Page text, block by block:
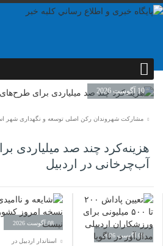
10 آگوست 2026
مشارکت شهروندان رکن اصلی توسعه و نگهداری شهر
هزینه‌کرد چند صد میلیاردی
آب‌چرخانی در اردبیل
09 آگوست 2026
08 آگوست 2026
استاندار اردبیل در